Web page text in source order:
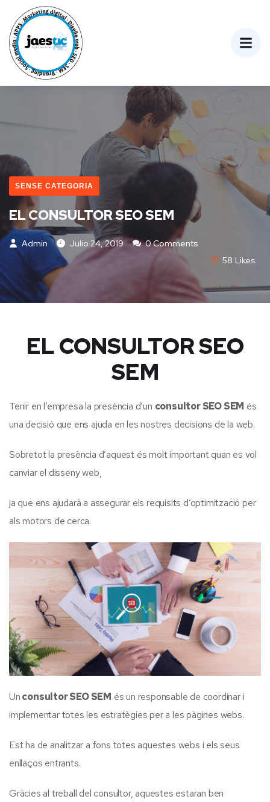
SENSE CATEGORIA
EL CONSULTOR SEO SEM
Admin Julio 24, 2019
0 Comments
58 Likes
EL CONSULTOR SEO
SEM
Tenir en l’empresa la presència d’un consultor SEO SEM és
una decisió que ens ajuda en les nostres decisions de la web.
Sobretot la presència d’aquest és molt important quan es vol
canviar el disseny web,
ja que ens ajudarà a assegurar els requisits d’optimització per
als motors de cerca.
Unconsultor SEO SEM és un responsable de coordinar i
implementar totes les estratègies per a les pàgines webs.
Est ha de analitzar a fons totes aquestes webs i els seus
enllaços entrants.
Gràcies al treball del consultor, aquestes estaran ben